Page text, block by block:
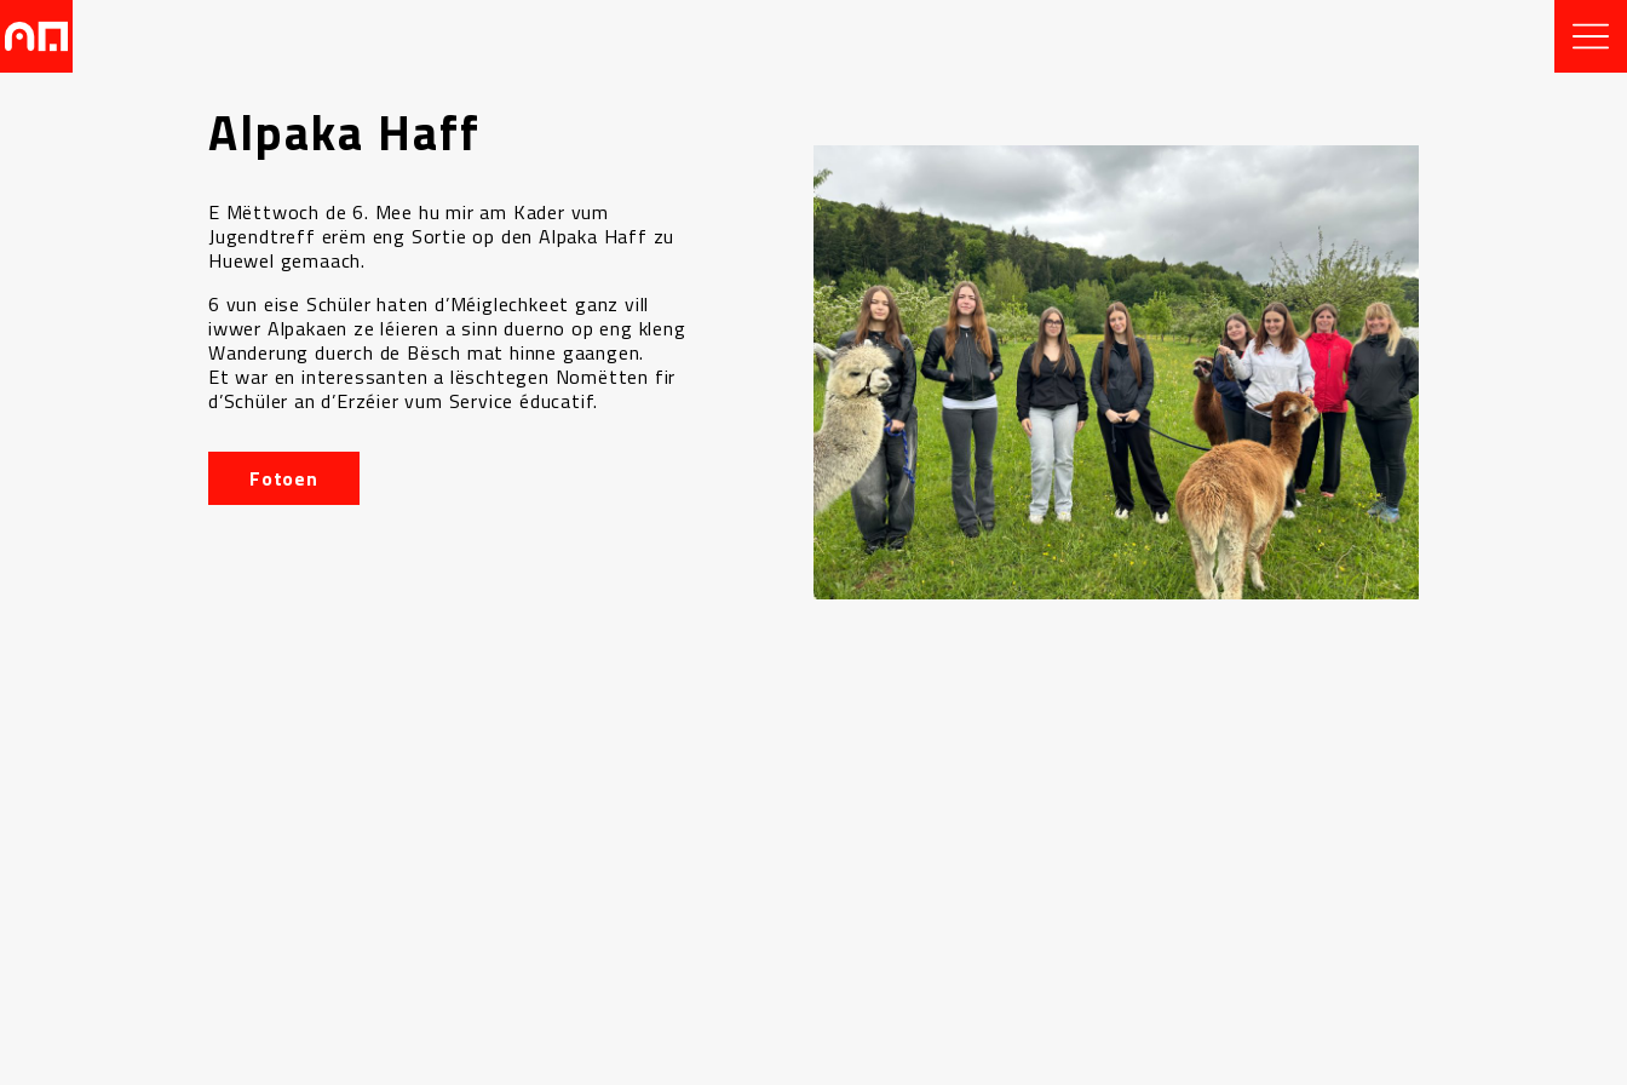
Alpaka Haff
E Mëttwoch de 6. Mee hu mir am Kader vum
Jugendtreff erëm eng Sortie op den Alpaka Haff zu
Huewel gemaach.
6 vun eise Schüler haten d’Méiglechkeet ganz vill
iwwer Alpakaen ze léieren a sinn duerno op eng kleng
Wanderung duerch de Bësch mat hinne gaangen.
Et war en interessanten a lëschtegen Nomëtten fir
d’Schüler an d’Erzéier vum Service éducatif.
Fotoen